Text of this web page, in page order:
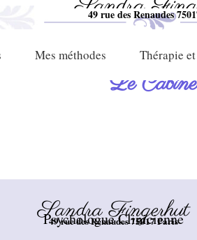
Psychologue
49 rue des Renaudes
Mes méthodes Thérapie
Le
Sandra Fingerhut
Psychologue Clinicienne​
49 rue des Renaudes 75017 Paris​